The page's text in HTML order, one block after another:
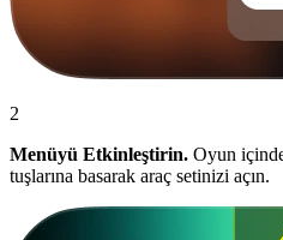
2
Menüyü Etkinleştirin. Oyun
tuşlarına basarak araç setinizi açın.